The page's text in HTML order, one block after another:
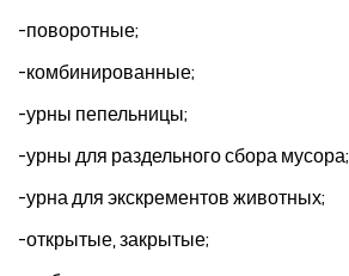
-поворотные;
-комбинированные;
-урны пепельницы;
-урны для раздельного сбора мусора;
-урна для экскрементов животных;
-открытые, закрытые;